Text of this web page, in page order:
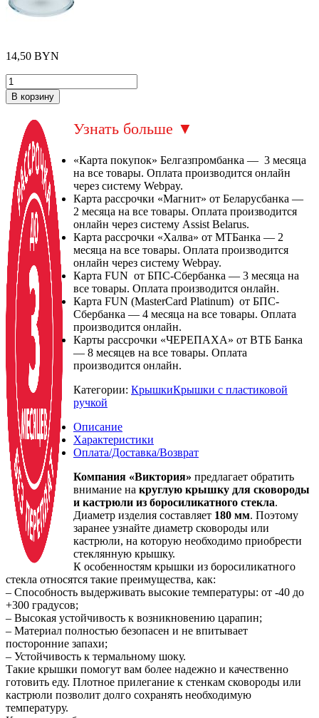
14,50 BYN
В корзину
Узнать больше ▼
«Карта покупок» Белгазпромбанка — 3 месяца
на все товары. Оплата производится онлайн
через систему Webpay.
Карта рассрочки «Магнит» от Беларусбанка —
2 месяца на все товары. Оплата производится
онлайн через систему Assist Belarus.
Карта рассрочки «Халва» от МТБанка — 2
месяца на все товары. Оплата производится
онлайн через систему Webpay.
Карта FUN от БПС-Сбербанка — 3 месяца на
все товары. Оплата производится онлайн.
Карта FUN (MasterCard Platinum) от БПС-
Сбербанка — 4 месяца на все товары. Оплата
производится онлайн.
Карты рассрочки «ЧЕРЕПАХА» от ВТБ Банка
— 8 месяцев на все товары. Оплата
производится онлайн.
Категории: КрышкиКрышки с пластиковой
ручкой
Описание
Характеристики
Оплата/Доставка/Возврат
Компания «Виктория» предлагает обратить
внимание на круглую крышку для сковороды
и кастрюли из боросиликатного стекла.
Диаметр изделия составляет 180 мм. Поэтому
заранее узнайте диаметр сковороды или
кастрюли, на которую необходимо приобрести
стеклянную крышку.
К особенностям крышки из боросиликатного
стекла относятся такие преимущества, как:
– Способность выдерживать высокие температуры: от -40 до
+300 градусов;
– Высокая устойчивость к возникновению царапин;
– Материал полностью безопасен и не впитывает
посторонние запахи;
– Устойчивость к термальному шоку.
Такие крышки помогут вам более надежно и качественно
готовить еду. Плотное прилегание к стенкам сковороды или
кастрюли позволит долго сохранять необходимую
температуру.